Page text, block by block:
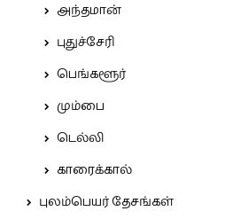
அந்தமான்
புதுச்சேரி
பெங்களூர்
மும்பை
டெல்லி
காரைக்கால்
புலம்பெயர் தேசங்கள்